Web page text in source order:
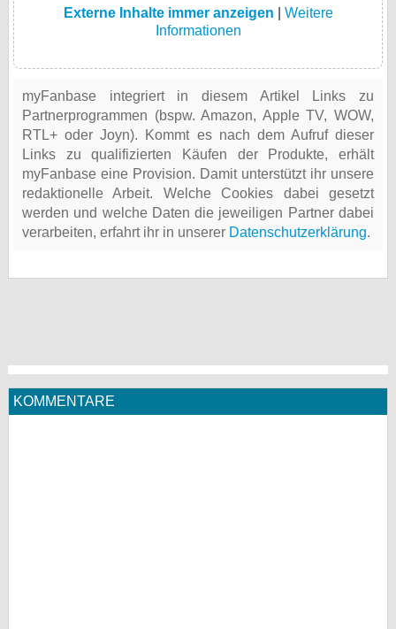
Externe Inhalte immer anzeigen
Weitere
Informationen
myFanbase integriert in diesem Artikel Links zu
Partnerprogrammen (bspw. Amazon, Apple TV, WOW,
RTL+ oder Joyn). Kommt es nach dem Aufruf dieser
Links zu qualifizierten Käufen der Produkte, erhält
myFanbase eine Provision. Damit unterstützt ihr unsere
redaktionelle Arbeit. Welche Cookies dabei gesetzt
werden und welche Daten die jeweiligen Partner dabei
verarbeiten, erfahrt ihr in unserer Datenschutzerklärung.
KOMMENTARE